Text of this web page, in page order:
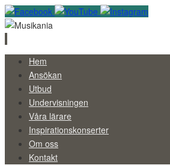
Skip
content
Hem
Ansökan
Utbud
Undervisningen
Våra lärare
Inspirationskonserter
Om oss
Kontakt